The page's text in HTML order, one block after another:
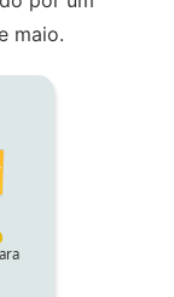
maio.